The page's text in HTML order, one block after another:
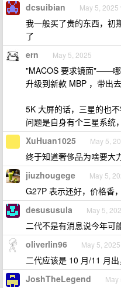
dcsuibian May 5,
我一般买了贵的东西，初
了
ern May 5, 2025
"MACOS 要求镜面"——哪
升级到新款 MBP ，带出
5K 大屏的话，三星的也
问题是自身有个三星系统
XuHuan1025 May 5,
终于知道奢侈品为啥要大
jiuzhougege May 5,
G27P 表示还好，价格香
desususula May 5,
二代不是有消息说今年可
oliverlin96 May 5, 2025
二代应该是 10 月/11 月
JoshTheLegend May